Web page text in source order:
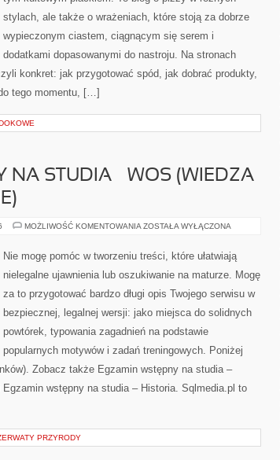
stylach, ale także o wrażeniach, które stoją za dobrze
wypieczonym ciastem, ciągnącym się serem i
dodatkami dopasowanymi do nastroju. Na stronach
konkret: jak przygotować spód, jak dobrać produkty,
tego momentu, […]
NA STUDIA – WOS (WIEDZA
MOŻLIWOŚĆ KOMENTOWANIA EGZAMIN
STUDIA
–
(WIEDZA
SPOŁECZEŃSTWIE)
ZOSTAŁA WYŁĄCZONA
Nie mogę pomóc w tworzeniu treści, które ułatwiają
nielegalne ujawnienia lub oszukiwanie na maturze. Mogę
za to przygotować bardzo długi opis Twojego serwisu w
bezpiecznej, legalnej wersji: jako miejsca do solidnych
powtórek, typowania zagadnień na podstawie
popularnych motywów i zadań treningowych. Poniżej
Zobacz także Egzamin wstępny na studia –
wstępny na studia – Historia. Sqlmedia.pl to
PRZYRODY